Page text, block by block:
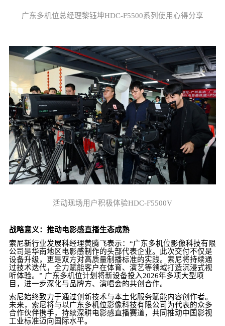
广东多机位总经理黎钰坤HDC-F5500系列使用心得分享
活动现场用户积极体验HDC-F5500V
战略意义：推动电影感直播生态成熟​
索尼新行业发展科经理黄腾飞表示：“广东多机位影像科技有限
公司是华南地区电影感制作的头部代表企业。此次交付不仅是
设备升级，更是双方对高质量制播标准的实践。索尼将持续通
过技术迭代，全力赋能客户在体育、演艺等领域打造沉浸式视
听体验。” 广东多机位计划将新设备投入2026年多项大型项
目，进一步深化与品牌方、演唱会的共创合作。
索尼始终致力于通过创新技术与本土化服务赋能内容创作者。
未来，索尼将与以广东多机位影像科技有限公司为代表的众多
合作伙伴携手，持续深耕电影感直播赛道，共同推动中国影视
工业标准迈向国际水平。